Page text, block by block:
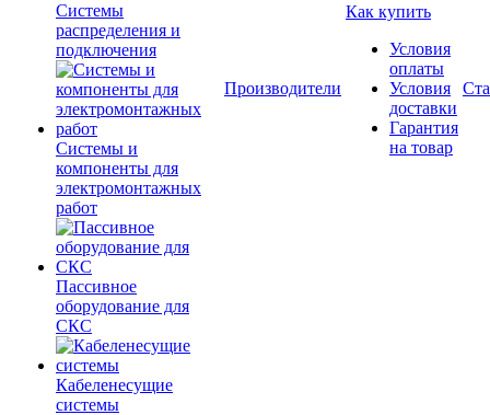
Системы
распределения и
подключения
Системы и
компоненты для
электромонтажных
работ
Пассивное
оборудование для
СКС
Кабеленесущие
системы
Производители
Как купить
Условия
оплаты
Условия
доставки
Гарантия
на товар